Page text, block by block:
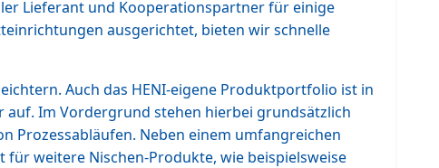
Lieferant und Kooperationspartner für einige
ausgerichtet, bieten wir schnelle
Auch das HENI-eigene Produktportfolio ist in
auf. Im Vordergrund stehen hierbei grundsätzlich
Prozessabläufen. Neben einem umfangreichen
weitere Nischen-Produkte, wie beispielsweise